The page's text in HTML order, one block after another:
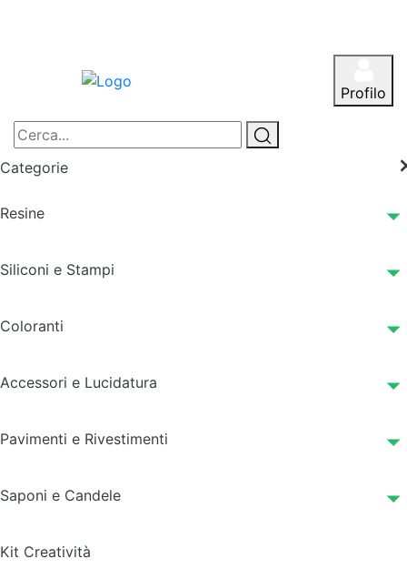
Profilo
Categorie
Resine
Siliconi e Stampi
Coloranti
Accessori e Lucidatura
Pavimenti e Rivestimenti
Saponi e Candele
Kit Creatività